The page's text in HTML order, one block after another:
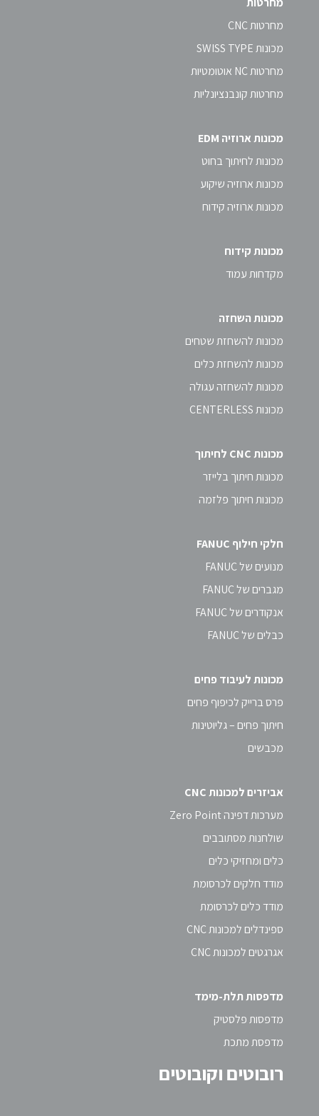
מחרטות CNC
מכונות SWISS TYPE
מחרטות NC אוטומטיות
מחרטות קונבנציונליות
מכונות ארוזיה EDM
מכונות לחיתוך בחוט
מכונות ארוזיה שיקוע
מכונות ארוזיה קידוח
מכונות קידוח
מקדחות עמוד
מכונות השחזה
מכונות להשחזת שטחים
מכונות להשחזת כלים
מכונות להשחזה עגולה
מכונות CENTERLESS
מכונות CNC לחיתוך
מכונות חיתוך בלייזר
מכונות חיתוך פלזמה
חלקי חילוף FANUC
מנועים של FANUC
מגברים של FANUC
אנקודרים של FANUC
כבלים של FANUC
מכונות לעיבוד פחים
פרס ברייק לכיפוף פחים
חיתוך פחים – גליוטינות
מכבשים
אביזרים למכונות CNC
מערכות דפינה Zero Point
שולחנות מסתובבים
כלים ומחזיקי כלים
מודד חלקים לכרסומת
מודד כלים לכרסומת
ספינדלים למכונות CNC
אגרגטים למכונות CNC
מדפסות תלת-מימד
מדפסות פלסטיק
מדפסת מתכת
רובוטים וקובוטים